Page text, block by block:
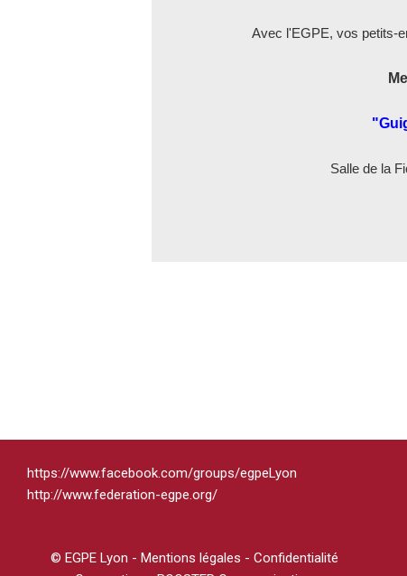
Avec l'EGPE, vos petits-
Salle de la
https://www.facebook.com/groups/egpeLyon
http://www.federation-egpe.org/
© EGPE Lyon - Mentions légales - Confidentialité